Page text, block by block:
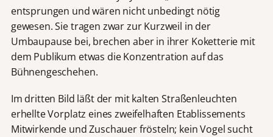
entsprungen und wären nicht unbedingt nötig
gewesen. Sie tragen zwar zur Kurzweil in der
Umbaupause bei, brechen aber in ihrer Koketterie mit
dem Publikum etwas die Konzentration auf das
Bühnengeschehen.
Im dritten Bild läßt der mit kalten Straßenleuchten
erhellte Vorplatz eines zweifelhaften Etablissements
Mitwirkende und Zuschauer frösteln; kein Vogel sucht